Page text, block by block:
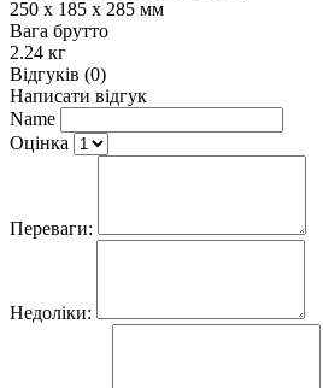
250 x 185 x 285 мм
Вага брутто
2.24 кг
Відгуків (0)
Написати відгук
Name
Оцінка
Переваги:
Недоліки: